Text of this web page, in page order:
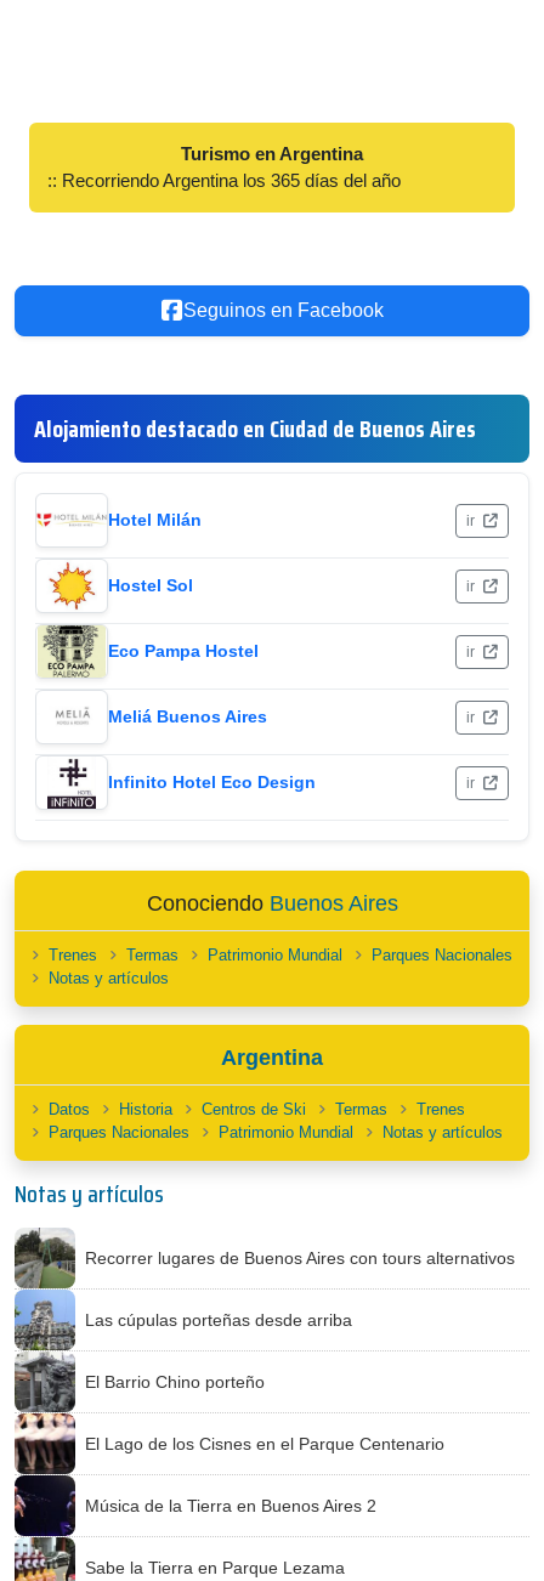
Turismo en Argentina
:: Recorriendo Argentina los 365 días del año
Seguinos en Facebook
Alojamiento destacado en Ciudad de Buenos Aires
Hotel Milán ir
Hostel Sol ir
Eco Pampa Hostel ir
Meliá Buenos Aires ir
Infinito Hotel Eco Design ir
Conociendo Buenos Aires
Trenes Termas Patrimonio Mundial
Parques Nacionales
Notas y artículos
Argentina
Datos Historia Centros de Ski Termas
Trenes
Parques Nacionales
Patrimonio Mundial Notas y artículos
Notas y artículos
Recorrer lugares de Buenos Aires con tours alternativos
Las cúpulas porteñas desde arriba
El Barrio Chino porteño
El Lago de los Cisnes en el Parque Centenario
Música de la Tierra en Buenos Aires 2
Sabe la Tierra en Parque Lezama